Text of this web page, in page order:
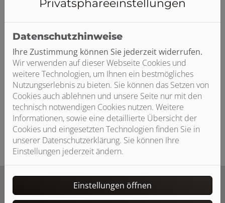
Heizungsmodernisierung
Unsere Experten helfen Ihnen nicht nur bei der Planung
und Umsetzung, sondern beraten Sie auch ausführlich
und umfassend zu den Fördermöglichkeiten bei einer
Heizungsmodernisierung. Denn in vielen Fällen können
Sie Fördermittel bei der BAFA oder der KfW beantragen
und bares Geld sparen. Da alle modernen
Heizungsanlagen eine bessere Energieeffizienz haben
als alte Systeme, ist eine Förderung oft möglich –
übrigens auch für eine Energieberatung!
Privatsphäre­einstellungen
Datenschutzhinweise
Ihre Zustimmung können Sie jederzeit widerrufen.
Wir verwenden auf dieser Webseite Cookies und
weitere Technologien, um Ihnen ein bestmögliches
Nutzungserlebnis zu bieten. Sie können das Setzen von
Cookies auch ablehnen und unsere Seite nur mit den
technisch notwendigen Cookies nutzen. Weitere
Informationen, sowie eine detaillierte Übersicht der
Cookies und eingesetzten Technologien finden Sie in
unserer Datenschutzerklärung. Sie können Ihre
Einstellungen jederzeit ändern.
Einstellungen öffnen